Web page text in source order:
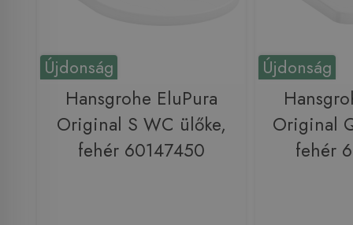
Újdonság
Hansgrohe EluPura
Original S WC ülőke,
fehér 60147450
Újdonság
Original
fehér